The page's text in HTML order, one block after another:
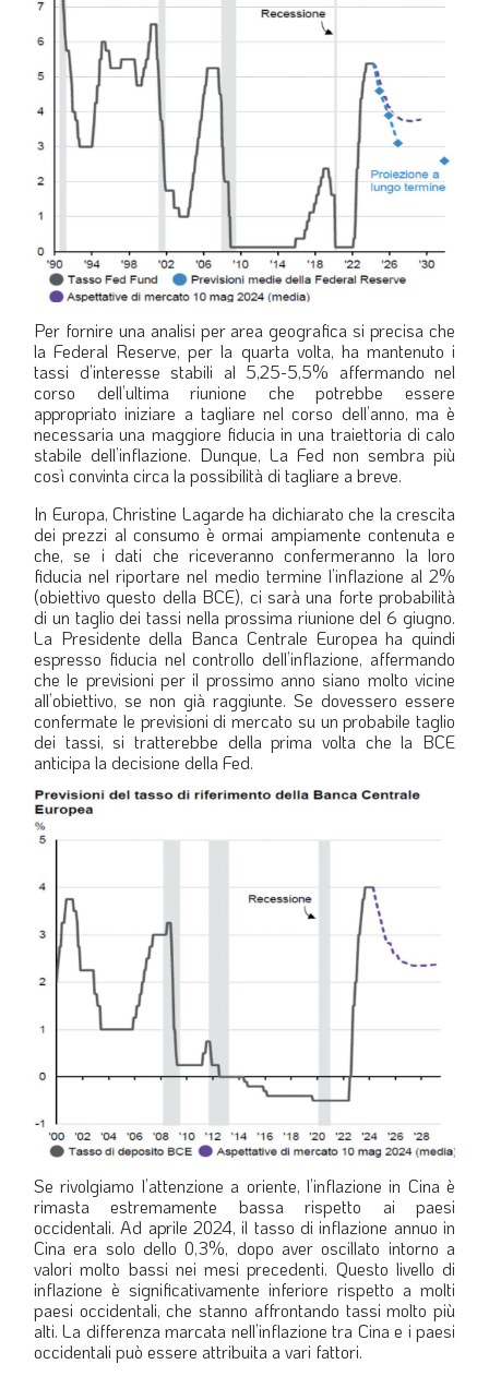
Per fornire una analisi per area geografica si precisa che
la Federal Reserve, per la quarta volta, ha mantenuto i
tassi d’interesse stabili al 5,25-5,5% affermando nel
corso dell’ultima riunione che potrebbe essere
appropriato iniziare a tagliare nel corso dell’anno, ma è
necessaria una maggiore fiducia in una traiettoria di calo
stabile dell’inflazione. Dunque, La Fed non sembra più
così convinta circa la possibilità di tagliare a breve.
In Europa, Christine Lagarde ha dichiarato che la crescita
dei prezzi al consumo è ormai ampiamente contenuta e
che, se i dati che riceveranno confermeranno la loro
fiducia nel riportare nel medio termine l’inflazione al 2%
(obiettivo questo della BCE), ci sarà una forte probabilità
di un taglio dei tassi nella prossima riunione del 6 giugno.
La Presidente della Banca Centrale Europea ha quindi
espresso fiducia nel controllo dell’inflazione, affermando
che le previsioni per il prossimo anno siano molto vicine
all’obiettivo, se non già raggiunte. Se dovessero essere
confermate le previsioni di mercato su un probabile taglio
dei tassi, si tratterebbe della prima volta che la BCE
anticipa la decisione della Fed.
Se rivolgiamo l’attenzione a oriente, l’inflazione in Cina è
rimasta estremamente bassa rispetto ai paesi
occidentali. Ad aprile 2024, il tasso di inflazione annuo in
Cina era solo dello 0,3%, dopo aver oscillato intorno a
valori molto bassi nei mesi precedenti. Questo livello di
inflazione è significativamente inferiore rispetto a molti
paesi occidentali, che stanno affrontando tassi molto più
alti. La differenza marcata nell’inflazione tra Cina e i paesi
occidentali può essere attribuita a vari fattori.